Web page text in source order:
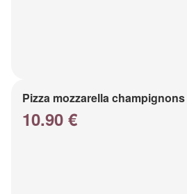
Pizza mozzarella champignons
10.90 €